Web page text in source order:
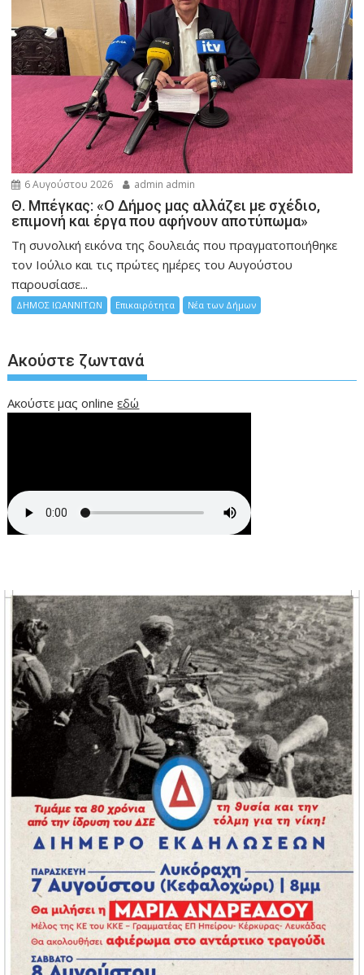
6 Αυγούστου 2026 admin admin
Θ. Μπέγκας: «Ο Δήμος μας αλλάζει με σχέδιο,
επιμονή και έργα που αφήνουν αποτύπωμα»
Τη συνολική εικόνα της δουλειάς που πραγματοποιήθηκε
τον Ιούλιο και τις πρώτες ημέρες του Αυγούστου
παρουσίασε...
ΔΗΜΟΣ ΙΩΑΝΝΙΤΩΝ Επικαιρότητα Νέα των Δήμων
Ακούστε ζωντανά
Ακούστε μας onlineεδώ